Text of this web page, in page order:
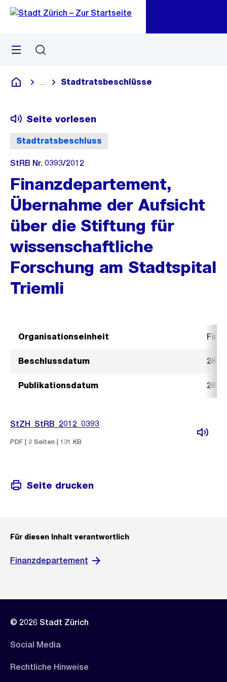
Navigation
Sprunglink
Menü
Deutsch
Blende alle Breadcrumbs ein
Stadtratsbeschlüsse
Stadtratsbeschluss
Seite vorlesen
StRB Nr. 0393/2012
Finanzdepartement,
Übernahme der Aufsicht
über die Stiftung für
wissenschaftliche
Forschung am Stadtspital
Triemli
Organisationseinheit
Beschlussdatum 28.
Publikationsdatum 28.
StZH_StRB_2012_0393
PDF | 2 Seiten | 131 KB
Seite drucken
Für diesen Inhalt verantwortlich
Finanzdepartement
© 2026 Stadt Zürich
Social Media
Rechtliche Hinweise